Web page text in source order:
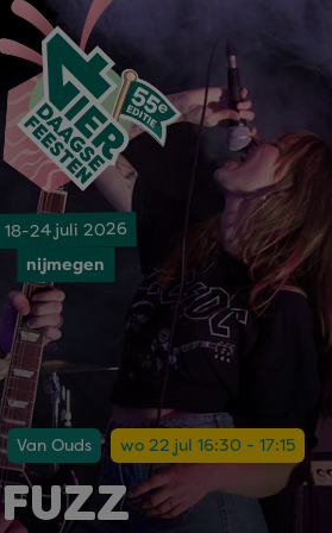
18-24 juli 2026
nijmegen
Van Ouds wo 22 jul 16:30 - 17:15
FUZZ